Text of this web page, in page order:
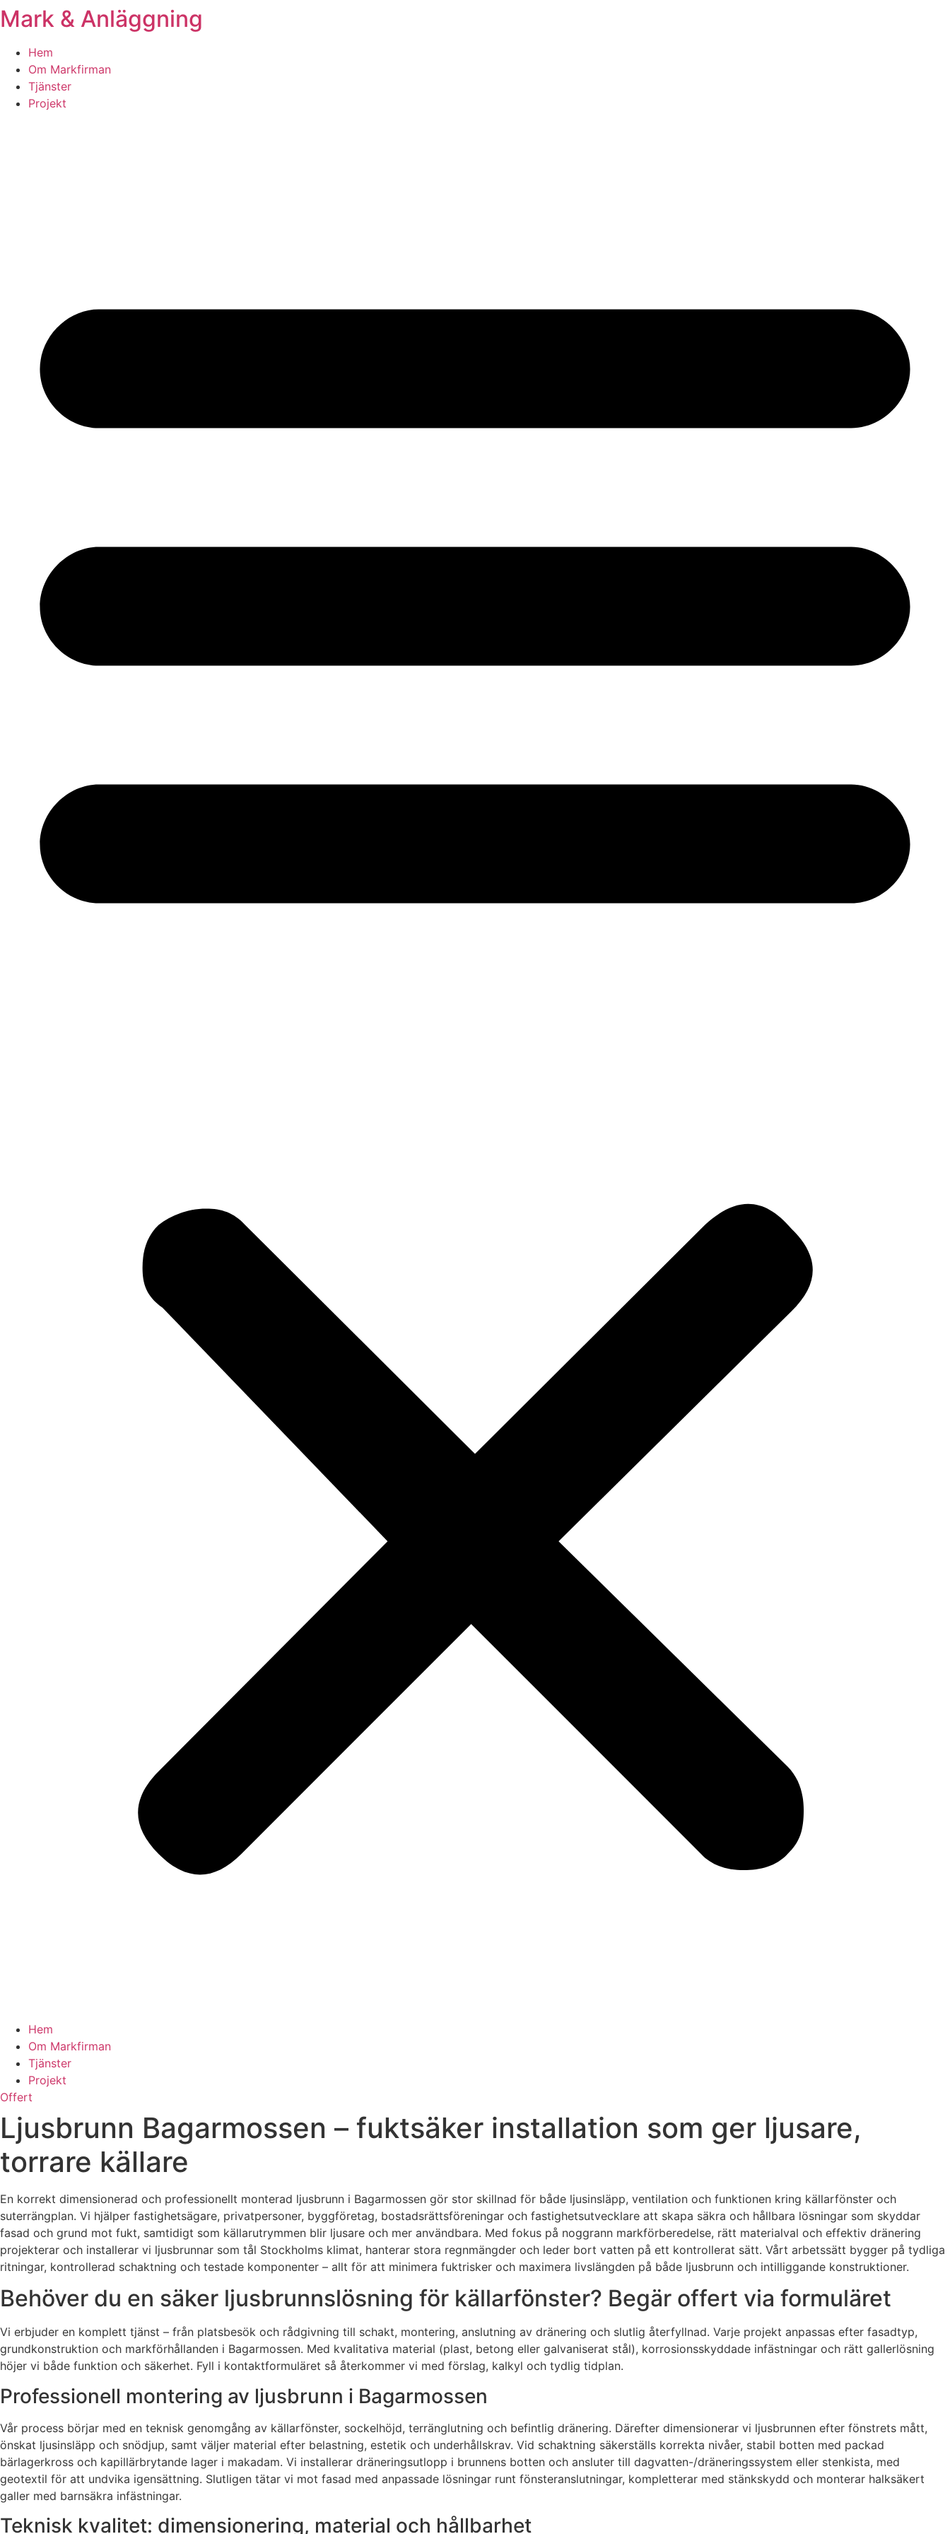
Skip
to
content
Mark & Anläggning
Hem
Om Markfirman
Tjänster
Projekt
Hem
Om Markfirman
Tjänster
Projekt
Offert
Ljusbrunn Bagarmossen – fuktsäker installation som ger ljusare,
torrare källare
En korrekt dimensionerad och professionellt monterad ljusbrunn i Bagarmossen gör stor skillnad för både ljusinsläpp, ventilation och funktionen kring källarfönster och
suterrängplan. Vi hjälper fastighetsägare, privatpersoner, byggföretag, bostadsrättsföreningar och fastighetsutvecklare att skapa säkra och hållbara lösningar som skyddar
fasad och grund mot fukt, samtidigt som källarutrymmen blir ljusare och mer användbara. Med fokus på noggrann markförberedelse, rätt materialval och effektiv dränering
projekterar och installerar vi ljusbrunnar som tål Stockholms klimat, hanterar stora regnmängder och leder bort vatten på ett kontrollerat sätt. Vårt arbetssätt bygger på tydliga
ritningar, kontrollerad schaktning och testade komponenter – allt för att minimera fuktrisker och maximera livslängden på både ljusbrunn och intilliggande konstruktioner.
Behöver du en säker ljusbrunnslösning för källarfönster? Begär offert via formuläret
Vi erbjuder en komplett tjänst – från platsbesök och rådgivning till schakt, montering, anslutning av dränering och slutlig återfyllnad. Varje projekt anpassas efter fasadtyp,
grundkonstruktion och markförhållanden i Bagarmossen. Med kvalitativa material (plast, betong eller galvaniserat stål), korrosionsskyddade infästningar och rätt gallerlösning
höjer vi både funktion och säkerhet. Fyll i kontaktformuläret så återkommer vi med förslag, kalkyl och tydlig tidplan.
Professionell montering av ljusbrunn i Bagarmossen
Vår process börjar med en teknisk genomgång av källarfönster, sockelhöjd, terränglutning och befintlig dränering. Därefter dimensionerar vi ljusbrunnen efter fönstrets mått,
önskat ljusinsläpp och snödjup, samt väljer material efter belastning, estetik och underhållskrav. Vid schaktning säkerställs korrekta nivåer, stabil botten med packad
bärlagerkross och kapillärbrytande lager i makadam. Vi installerar dräneringsutlopp i brunnens botten och ansluter till dagvatten-/dräneringssystem eller stenkista, med
geotextil för att undvika igensättning. Slutligen tätar vi mot fasad med anpassade lösningar runt fönsteranslutningar, kompletterar med stänkskydd och monterar halksäkert
galler med barnsäkra infästningar.
Teknisk kvalitet: dimensionering, material och hållbarhet